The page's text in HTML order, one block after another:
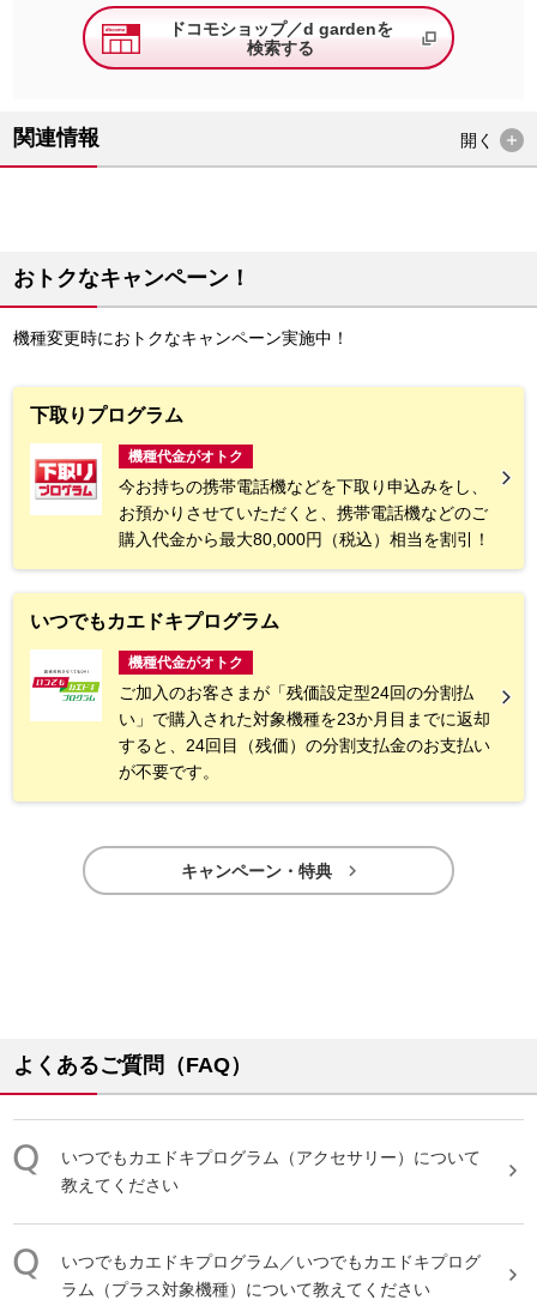
ドコモショップ／d gardenを
検索する
関連情報 開く
おトクなキャンペーン！
機種変更時におトクなキャンペーン実施中！
下取りプログラム
機種代金がオトク
今お持ちの携帯電話機などを下取り申込みをし、
お預かりさせていただくと、携帯電話機などのご
購入代金から最大80,000円（税込）相当を割引！
いつでもカエドキプログラム
機種代金がオトク
ご加入のお客さまが「残価設定型24回の分割払
い」で購入された対象機種を23か月目までに返却
すると、24回目（残価）の分割支払金のお支払い
が不要です。
キャンペーン・特典 
よくあるご質問（FAQ）
いつでもカエドキプログラム（アクセサリー）について
教えてください
いつでもカエドキプログラム／いつでもカエドキプログ
ラム（プラス対象機種）について教えてください